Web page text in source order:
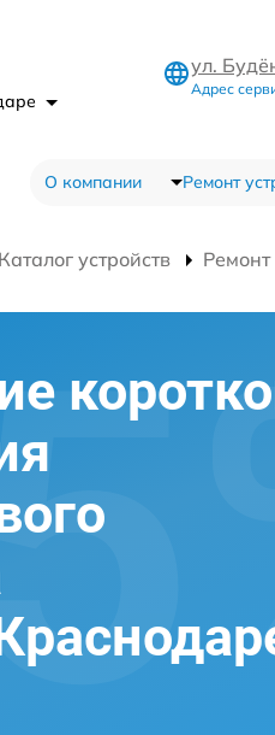
ул.
Адрес
О компании Ремонт
Каталог устройств